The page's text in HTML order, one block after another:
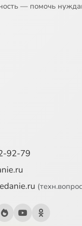
— помочь
92-79